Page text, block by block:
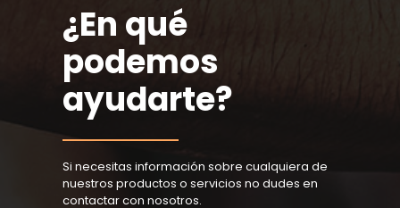
¿En qué
podemos
ayudarte?
Si necesitas información sobre cualquiera de
nuestros productos o servicios no dudes en
contactar con nosotros.